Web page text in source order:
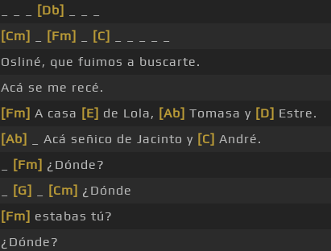
[Db]
[Cm]
[Fm] [C]
Osliné, que fuimos a buscarte.
Acá se me recé.
[Fm] A casa [E] de Lola, [Ab] Tomasa y [D] Estre.
[Ab]
_ Acá señico de Jacinto y [C] André.
[Fm] ¿Dónde?
[G] [Cm] ¿Dónde
[Fm] estabas tú?
¿Dónde?